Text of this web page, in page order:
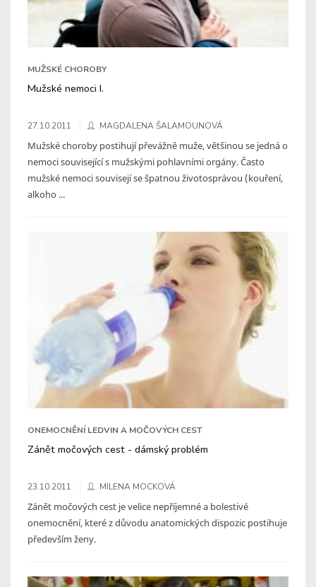
MUŽSKÉ CHOROBY
Mužské nemoci I.
27.10.2011 MAGDALENA ŠALAMOUNOVÁ
Mužské choroby postihují převážně muže, většinou se jedná o
nemoci související s mužskými pohlavními orgány. Často
mužské nemoci souvisejí se špatnou životosprávou (kouření,
alkoho ...
ONEMOCNĚNÍ LEDVIN A MOČOVÝCH CEST
Zánět močových cest - dámský problém
23.10.2011 MILENA MOCKOVÁ
Zánět močových cest je velice nepříjemné a bolestivé
onemocnění, které z důvodu anatomických dispozic postihuje
především ženy.